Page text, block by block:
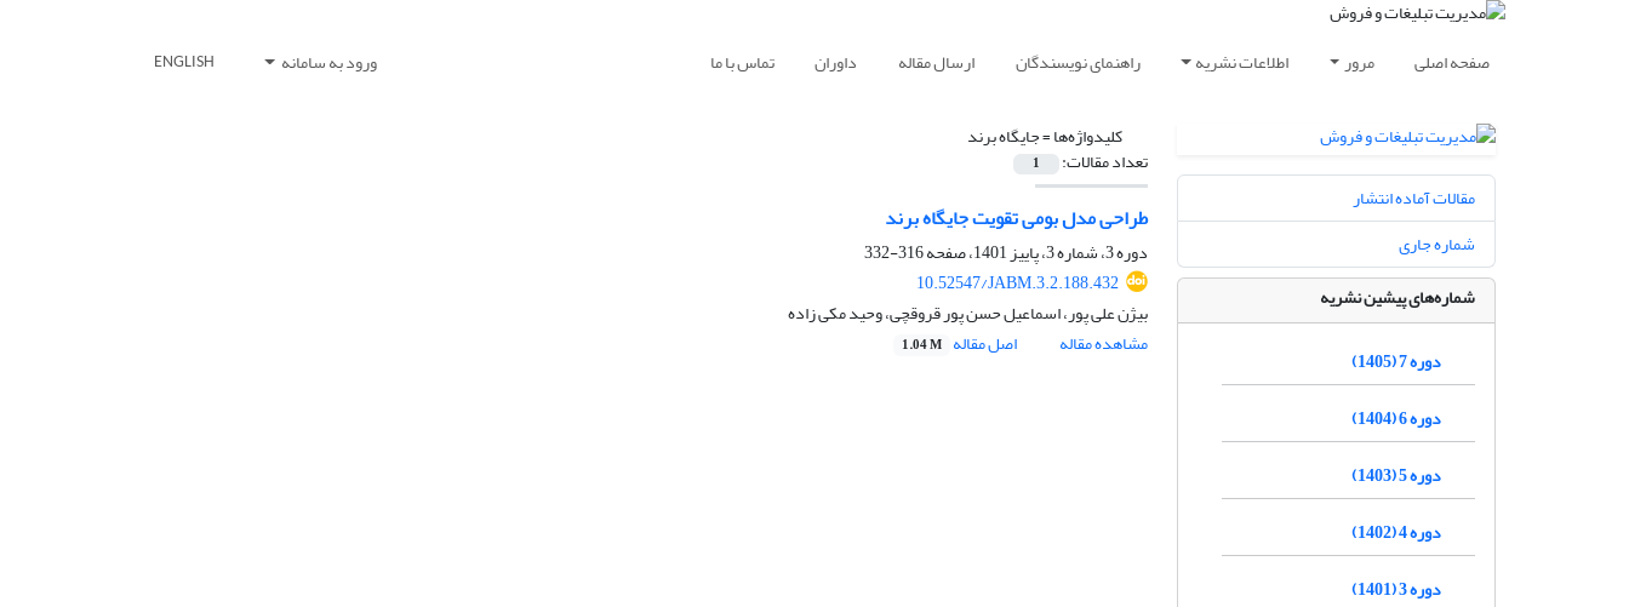
صفحه اصلی مرور اطلاعات نشریه راهنمای نویسندگان ارسال مقاله داوران تماس با ما ورود به سامانه ENGLISH
کلیدواژه‌ها =جایگاه برند
تعداد مقالات: 1
طراحی مدل بومی تقویت جایگاه برند
دوره 3، شماره 3، پاییز 1401، صفحه
316-332
10.52547/JABM.3.2.188.432
بیژن علی پور، اسماعیل حسن پور قروقچی، وحید مکی زاده
مشاهده مقاله
اصل مقاله 1.04 M
مقالات آماده انتشار
شماره جاری
شماره‌های پیشین نشریه
دوره 7 (1405)
دوره 6 (1404)
دوره 5 (1403)
دوره 4 (1402)
دوره 3 (1401)